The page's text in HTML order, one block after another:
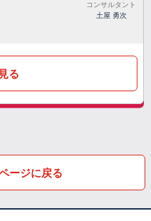
コンサルタント
土屋 勇次
る
ージに戻る